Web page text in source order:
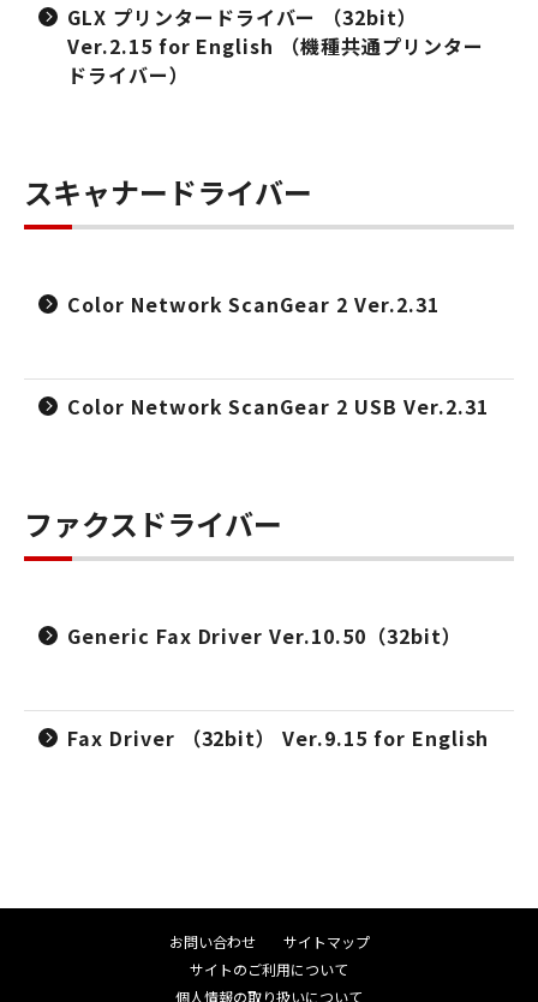
GLX プリンタードライバー （32bit）
Ver.2.15 for English （機種共通プリンター
ドライバー）
スキャナードライバー
Color Network ScanGear 2 Ver.2.31
Color Network ScanGear 2 USB Ver.2.31
ファクスドライバー
Generic Fax Driver Ver.10.50（32bit）
Fax Driver （32bit） Ver.9.15 for English
お問い合わせ
サイトマップ
サイトのご利用について
個人情報の取り扱いについて